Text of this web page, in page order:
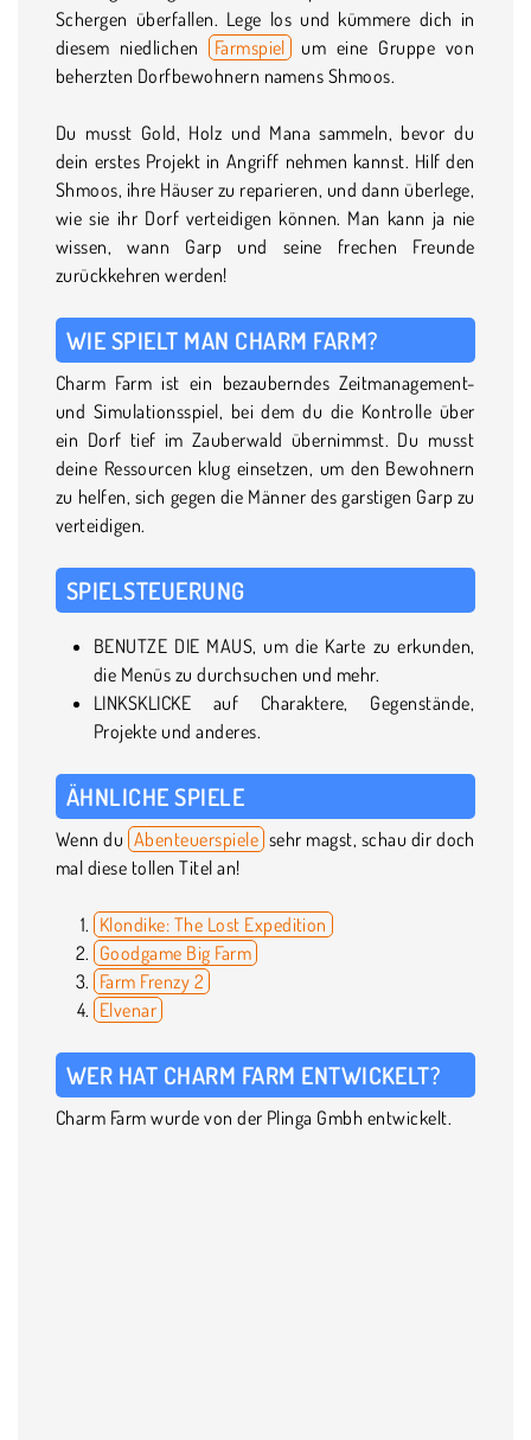
Schergen überfallen. Lege los und kümmere dich in
diesem niedlichen
Farmspiel
um eine Gruppe von
beherzten Dorfbewohnern namens Shmoos.
Du musst Gold, Holz und Mana sammeln, bevor du
dein erstes Projekt in Angriff nehmen kannst. Hilf den
Shmoos, ihre Häuser zu reparieren, und dann überlege,
wie sie ihr Dorf verteidigen können. Man kann ja nie
wissen, wann Garp und seine frechen Freunde
zurückkehren werden!
WIE SPIELT MAN CHARM FARM?
Charm Farm ist ein bezauberndes Zeitmanagement-
und Simulationsspiel, bei dem du die Kontrolle über
ein Dorf tief im Zauberwald übernimmst. Du musst
deine Ressourcen klug einsetzen, um den Bewohnern
zu helfen, sich gegen die Männer des garstigen Garp zu
verteidigen.
SPIELSTEUERUNG
BENUTZE DIE MAUS, um die Karte zu erkunden,
die Menüs zu durchsuchen und mehr.
LINKSKLICKE auf Charaktere, Gegenstände,
Projekte und anderes.
ÄHNLICHE SPIELE
Wenn du Abenteuerspiele sehr magst, schau dir doch
mal diese tollen Titel an!
Klondike: The Lost Expedition
Goodgame Big Farm
Farm Frenzy 2
Elvenar
WER HAT CHARM FARM ENTWICKELT?
Charm Farm wurde von der Plinga Gmbh entwickelt.